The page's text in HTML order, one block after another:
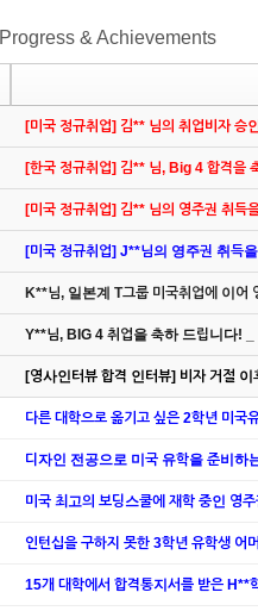
Progress & Achievements
[미국 정규취업] 김** 님의 취업비자 승
[한국 정규취업] 김** 님, Big 4 합격을
[미국 정규취업] 김** 님의 영주권 취득
[미국 정규취업] J**님의 영주권 취득
K**님, 일본계 T그룹 미국취업에 이어
Y**님, BIG 4 취업을 축하 드립니다! _
[영사인터뷰 합격 인터뷰] 비자 거절
다른 대학으로 옮기고 싶은 2학년 미
디자인 전공으로 미국 유학을 준비하
미국 최고의 보딩스쿨에 재학 중인 영
인턴십을 구하지 못한 3학년 유학생 어
15개 대학에서 합격통지서를 받은